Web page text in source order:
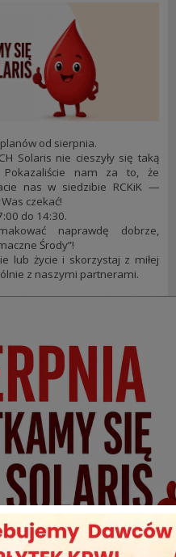
od sierpnia.
Solaris nie cieszyły się taką
Pokazaliście nam za to, że
nas w siedzibie RCKiK —
czekać!
do 14:30.
naprawdę dobrze,
Środy”!
lub życie i skorzystaj z miłej
z naszymi partnerami.